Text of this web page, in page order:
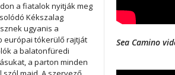
a fiatalok nyitják meg
Kékszalag
ugyanis a
európai tókerülő rajtját
a balatonfüredi
a parton minden
Sea Camino